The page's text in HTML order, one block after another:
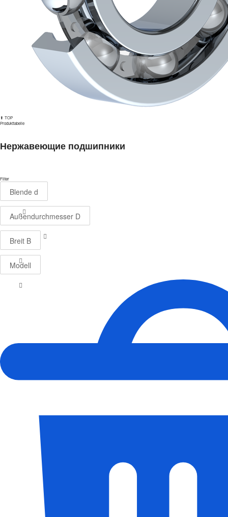
⬆ TOP
Produkttabelle
Нержавеющие подшипники
Filter
Blende d
Außendurchmesser D
Breit B
Modell